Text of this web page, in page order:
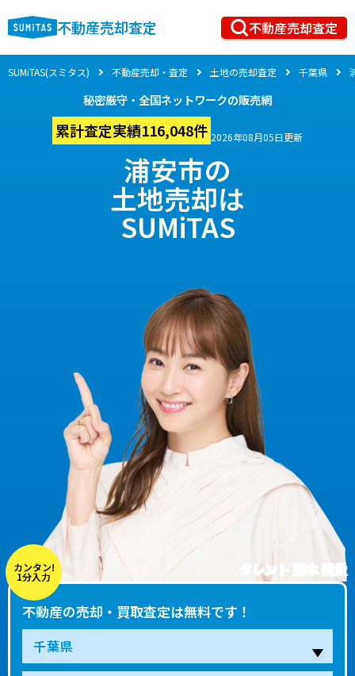
不動産売却査定 不動産売却査定
SUMiTAS(スミタス) 不動産売却・査定 土地の売却査定 千葉県
秘密厳守・全国ネットワークの販売網
累計査定実績116,048件 2026年08月05日更新
浦安市の
土地売却は
SUMiTAS
タレント 藤本 美貴
カンタン!
1分入力
不動産の売却・買取査定は無料です！